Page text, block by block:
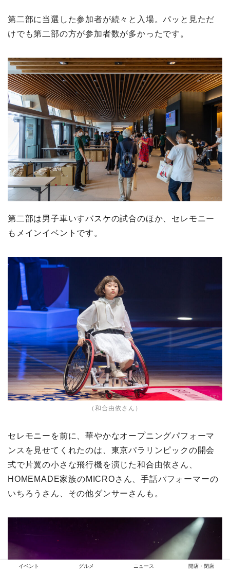
第二部に当選した参加者が続々と入場。パッと見ただ
けでも第二部の方が参加者数が多かったです。
第二部は男子車いすバスケの試合のほか、セレモニー
もメインイベントです。
（和合由依さん）
セレモニーを前に、華やかなオープニングパフォーマ
ンスを見せてくれたのは、東京パラリンピックの開会
式で片翼の小さな飛行機を演じた和合由依さん、
HOMEMADE家族のMICROさん、手話パフォーマーの
いちろうさん、その他ダンサーさんも。
イベント グルメ ニュース 開店・閉店